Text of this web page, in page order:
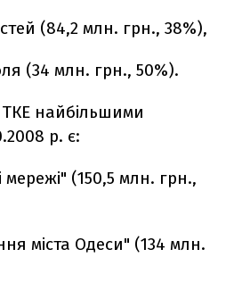
(84,2 млн. грн., 38%),
(34 млн. грн., 50%).
найбільшими
р. є:
мережі" (150,5 млн. грн.,
міста Одеси" (134 млн.